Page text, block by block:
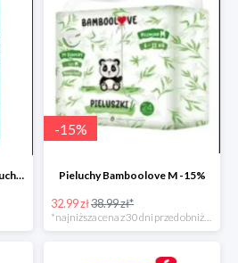
Pampers Splashers (4) - pieluchy jednorazowe do pływania -16%
-15%
Pieluchy Bamboolove M -15%
32.99 zł38.99 zł*